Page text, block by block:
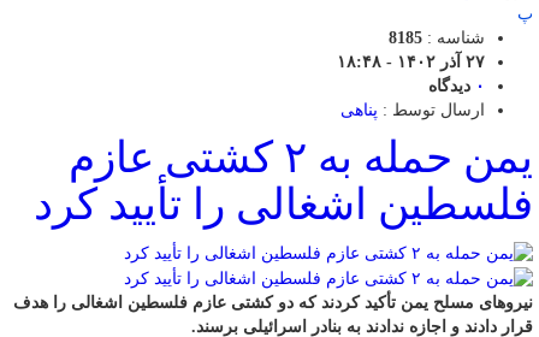
پ
شناسه : 8185
۲۷ آذر ۱۴۰۲ - ۱۸:۴۸
۰ دیدگاه
ارسال توسط : پناهی
یمن حمله به ۲ کشتی عازم
فلسطین اشغالی را تأیید کرد
نیروهای مسلح یمن تأکید کردند که دو کشتی عازم فلسطین اشغالی را هدف
قرار دادند و اجازه ندادند به بنادر اسرائیلی برسند.